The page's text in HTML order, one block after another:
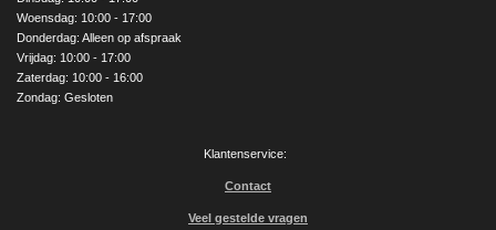
k
a
m
Woensdag: 10:00 - 17:00
Donderdag: Alleen op afspraak
Vrijdag: 10:00 - 17:00
Zaterdag: 10:00 - 16:00
Zondag: Gesloten
Klantenservice:
Contact
Veel gestelde vragen